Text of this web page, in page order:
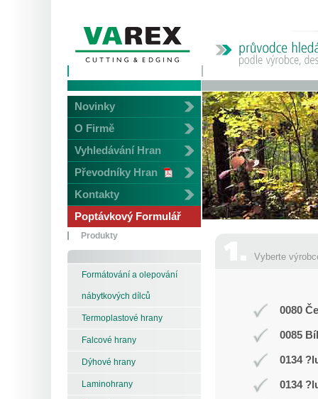
Novinky
O Firmě
Vyhledávání Hran
Převodníky Hran
Kontakty
Poptávkový Formulář
Produkty
Formátování a olepování
nábytkových dílců
Termoplastové hrany
Falcové hrany
Dýhové hrany
Laminohrany
Vyberte
0080
0085
0134
0134